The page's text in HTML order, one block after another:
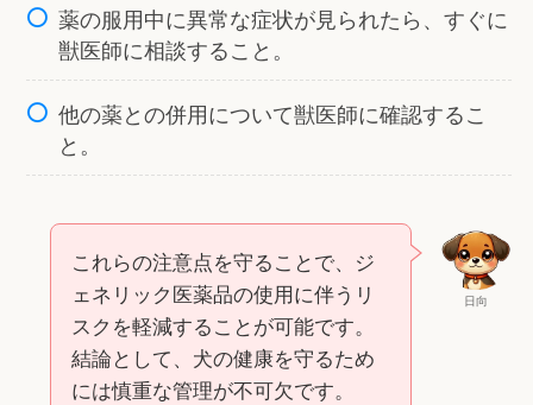
薬の服用中に異常な症状が見られたら、すぐに
獣医師に相談すること。
他の薬との併用について獣医師に確認するこ
と。
日向
これらの注意点を守ることで、ジ
ェネリック医薬品の使用に伴うリ
スクを軽減することが可能です。
結論として、犬の健康を守るため
には慎重な管理が不可欠です。